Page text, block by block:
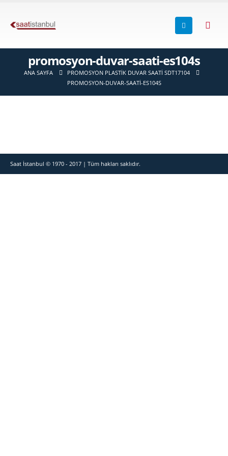
promosyon-duvar-saati-es104s
ANA SAYFA
PROMOSYON PLASTIK DUVAR SAATI SDT17104
PROMOSYON-DUVAR-SAATI-ES104S
Saat İstanbul © 1970 - 2017 | Tüm hakları saklıdır.